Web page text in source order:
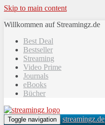
Skip to main content
Willkommen auf Streamingz.de
Best Deal
Bestseller
Streaming
Video Prime
Journals
eBooks
Bücher
Toggle navigation streamingz.de